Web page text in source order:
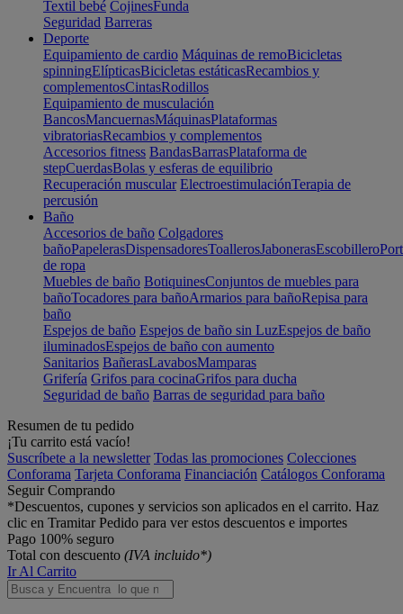
Textil bebé CojinesFunda
Seguridad Barreras
Deporte
Equipamiento de cardio Máquinas de remoBicicletas
spinningElípticasBicicletas estáticasRecambios y
complementosCintasRodillos
Equipamiento de musculación
BancosMancuernasMáquinasPlataformas
vibratoriasRecambios y complementos
Accesorios fitness BandasBarrasPlataforma de
stepCuerdasBolas y esferas de equilibrio
Recuperación muscular ElectroestimulaciónTerapia de
percusión
Baño
Accesorios de baño Colgadores
bañoPapelerasDispensadoresToallerosJabonerasEscobillero
de ropa
Muebles de baño BotiquinesConjuntos de muebles para
bañoTocadores para bañoArmarios para bañoRepisa para
baño
Espejos de baño Espejos de baño sin LuzEspejos de baño
iluminadosEspejos de baño con aumento
Sanitarios BañerasLavabosMamparas
Grifería Grifos para cocinaGrifos para ducha
Seguridad de baño Barras de seguridad para baño
Resumen de tu pedido
¡Tu carrito está vacío!
Suscríbete a la newsletter Todas las promociones Colecciones
Conforama Tarjeta Conforama Financiación Catálogos Conforama
Seguir Comprando
*Descuentos, cupones y servicios son aplicados en el carrito. Haz
clic en Tramitar Pedido para ver estos descuentos e importes
Pago 100% seguro
Total con descuento (IVA incluido*)
Ir Al Carrito